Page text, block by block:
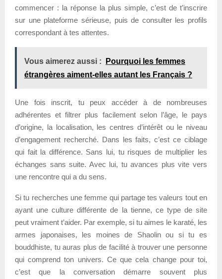
commencer : la réponse la plus simple, c’est de t’inscrire
sur une plateforme sérieuse, puis de consulter les profils
correspondant à tes attentes.
Vous aimerez aussi :
Pourquoi les femmes
étrangères aiment-elles autant les Français ?
Une fois inscrit, tu peux accéder à de nombreuses
adhérentes et filtrer plus facilement selon l’âge, le pays
d’origine, la localisation, les centres d’intérêt ou le niveau
d’engagement recherché. Dans les faits, c’est ce ciblage
qui fait la différence. Sans lui, tu risques de multiplier les
échanges sans suite. Avec lui, tu avances plus vite vers
une rencontre qui a du sens.
Si tu recherches une femme qui partage tes valeurs tout en
ayant une culture différente de la tienne, ce type de site
peut vraiment t’aider. Par exemple, si tu aimes le karaté, les
armes japonaises, les moines de Shaolin ou si tu es
bouddhiste, tu auras plus de facilité à trouver une personne
qui comprend ton univers. Ce que cela change pour toi,
c’est que la conversation démarre souvent plus